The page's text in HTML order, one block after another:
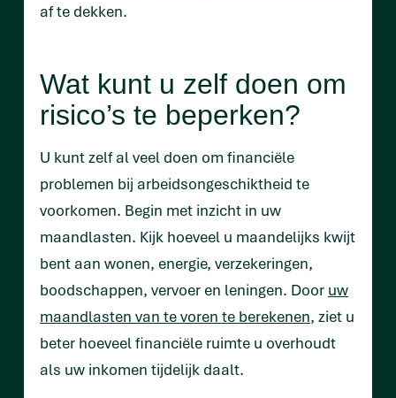
af te dekken.
Wat kunt u zelf doen om
risico’s te beperken?
U kunt zelf al veel doen om financiële
problemen bij arbeidsongeschiktheid te
voorkomen. Begin met inzicht in uw
maandlasten. Kijk hoeveel u maandelijks kwijt
bent aan wonen, energie, verzekeringen,
boodschappen, vervoer en leningen. Door uw
maandlasten van te voren te berekenen, ziet u
beter hoeveel financiële ruimte u overhoudt
als uw inkomen tijdelijk daalt.